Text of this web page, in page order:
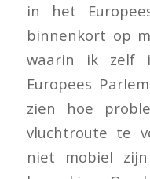
in het
binnenkort op
waarin ik zelf
Europees
zien hoe
vluchtroute te
niet mobiel